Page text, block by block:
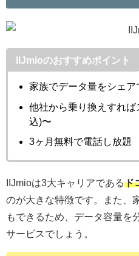
IIJmioのおすすめポイント
家族でデータ量をシェア
他社から乗り換えすれば
込)〜
3ヶ月無料で電話し放題
IIJmioは3大キャリアであるド
のが大きな特徴です。また、
もできるため、データ容量を
サービスでしょう。